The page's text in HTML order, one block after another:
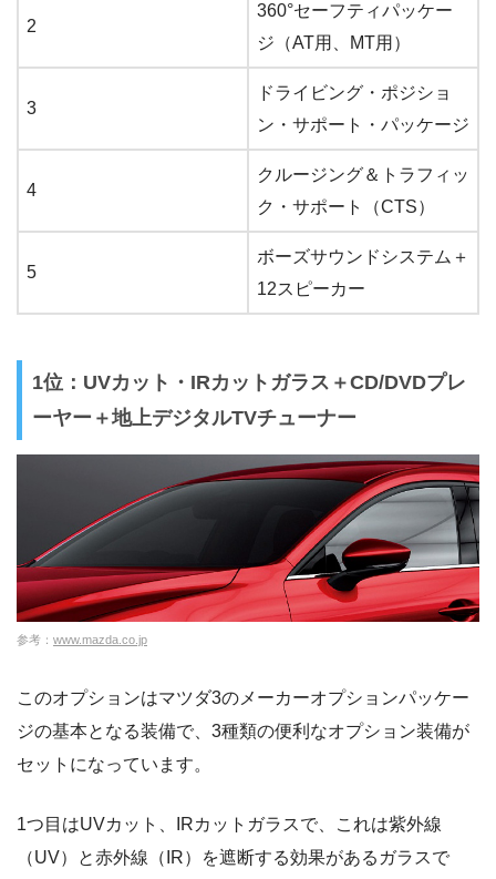
2
360°セーフティパッケー
ジ（AT用、MT用）
3
ドライビング・ポジショ
ン・サポート・パッケージ
4
クルージング＆トラフィッ
ク・サポート（CTS）
5
ボーズサウンドシステム＋
12スピーカー
1位：UVカット・IRカットガラス＋CD/DVDプレ
ーヤー＋地上デジタルTVチューナー
参考： www.mazda.co.jp
このオプションはマツダ3のメーカーオプションパッケー
ジの基本となる装備で、3種類の便利なオプション装備が
セットになっています。
1つ目はUVカット、IRカットガラスで、これは紫外線
（UV）と赤外線（IR）を遮断する効果があるガラスで